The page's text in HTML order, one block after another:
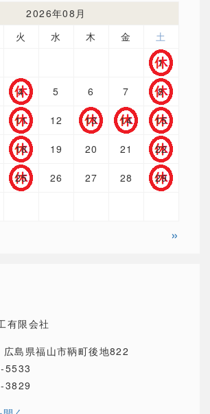
2026年08月
火 水 木 金
土
1
4 5 6 7 8
11 12 13 14 15
18 19 20 21 22
25 26 27 28 29
»
有限会社
島県福山市鞆町後地822
5533
3829